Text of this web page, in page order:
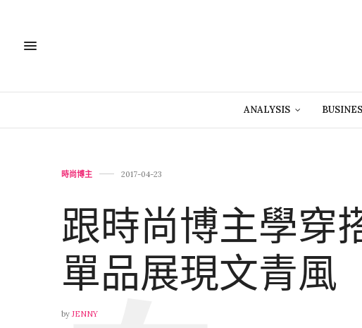
ANALYSIS
時尚博主 2017-04-23
跟時尚博主學穿
單品展現文青風
by JENNY